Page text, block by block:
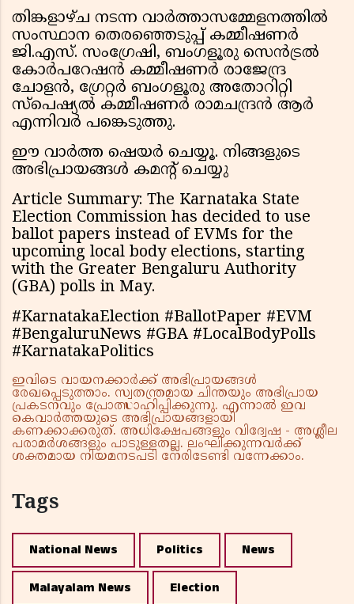
തിങ്കളാഴ്ച നടന്ന വാർത്താസമ്മേളനത്തിൽ
സംസ്ഥാന തെരഞ്ഞെടുപ്പ് കമ്മീഷണർ
ജി.എസ്. സംഗ്രേഷി, ബംഗളൂരു സെൻട്രൽ
കോർപറേഷൻ കമ്മീഷണർ രാജേന്ദ്ര
ചോളൻ, ഗ്രേറ്റർ ബംഗളൂരു അതോറിറ്റി
സ്പെഷ്യൽ കമ്മീഷണർ രാമചന്ദ്രൻ ആർ
എന്നിവർ പങ്കെടുത്തു.
ഈ വാർത്ത ഷെയർ ചെയ്യൂ. നിങ്ങളുടെ
അഭിപ്രായങ്ങൾ കമൻ്റ് ചെയ്യു
Article Summary: The Karnataka State
Election Commission has decided to use
ballot papers instead of EVMs for the
upcoming local body elections, starting
with the Greater Bengaluru Authority
(GBA) polls in May.
#KarnatakaElection #BallotPaper #EVM
#BengaluruNews #GBA #LocalBodyPolls
#KarnatakaPolitics
ഇവിടെ വായനക്കാർക്ക് അഭിപ്രായങ്ങൾ
രേഖപ്പെടുത്താം. സ്വതന്ത്രമായ ചിന്തയും അഭിപ്രായ
പ്രകടനവും പ്രോത്സാഹിപ്പിക്കുന്നു. എന്നാൽ ഇവ
കെവാർത്തയുടെ അഭിപ്രായങ്ങളായി
കണക്കാക്കരുത്. അധിക്ഷേപങ്ങളും വിദ്വേഷ - അശ്ലീല
പരാമർശങ്ങളും പാടുള്ളതല്ല. ലംഘിക്കുന്നവർക്ക്
ശക്തമായ നിയമനടപടി നേരിടേണ്ടി വന്നേക്കാം.
Tags
National News Politics News
Malayalam News Election